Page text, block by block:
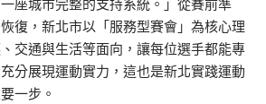
座城市完整的支持系統。」從賽前準
復，新北市以「服務型賽會」為核心理
交通與生活等面向，讓每位選手都能專
分展現運動實力，這也是新北實踐運動
一步。